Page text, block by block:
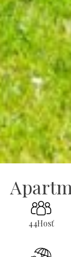
44Hosť